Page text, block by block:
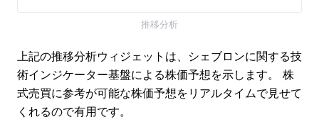
推移分析
上記の推移分析ウィジェットは、シェブロンに関する技
術インジケーター基盤による株価予想を示します。 株
式売買に参考が可能な株価予想をリアルタイムで見せて
くれるので有用です。